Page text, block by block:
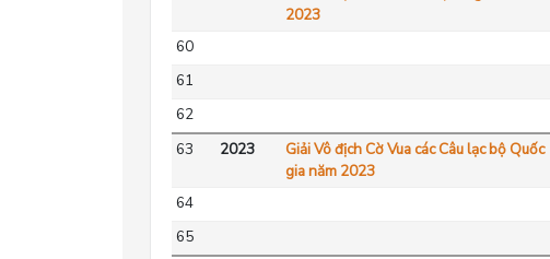
2023
60
61
62
63
2023
Giải Vô địch Cờ Vua các Câu lạc bộ Quốc
gia năm 2023
64
65